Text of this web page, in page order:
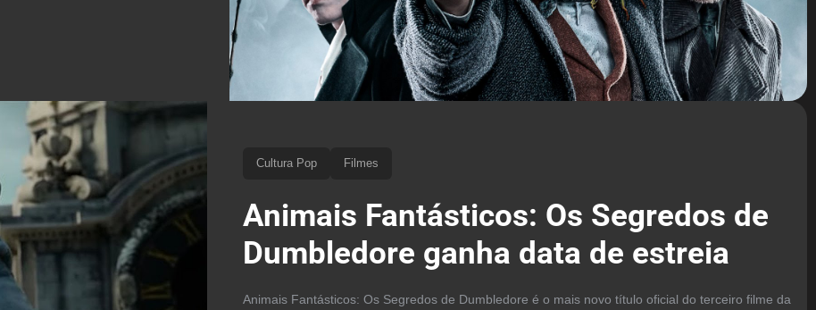
Cultura Pop Filmes
Animais Fantásticos: Os Segredos de
Dumbledore ganha data de estreia
Animais Fantásticos: Os Segredos de Dumbledore é o mais novo título oficial do terceiro filme da